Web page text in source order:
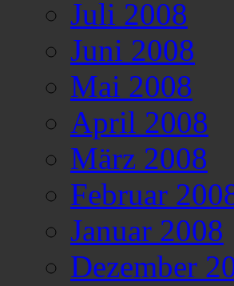
Juli 2008
Juni 2008
Mai 2008
April 2008
März 2008
Februar
Januar 2008
Dezember